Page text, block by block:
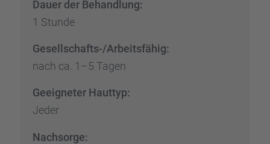
Dauer der Behand­lung:
1 Stunde
Gesell­schafts-/Arbeits­fä­hig:
nach ca. 1–5 Tagen
Geeig­ne­ter Hauttyp:
Jeder
Nachsorge: